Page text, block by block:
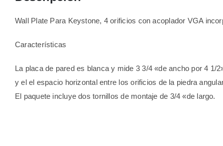
Wall Plate Para Keystone, 4 orificios con acoplador VGA
Características
La placa de pared es blanca y mide 3 3/4 «de ancho por 4 1/
y el el espacio horizontal entre los orificios de la piedra
El paquete incluye dos tornillos de montaje de 3/4 «de largo.